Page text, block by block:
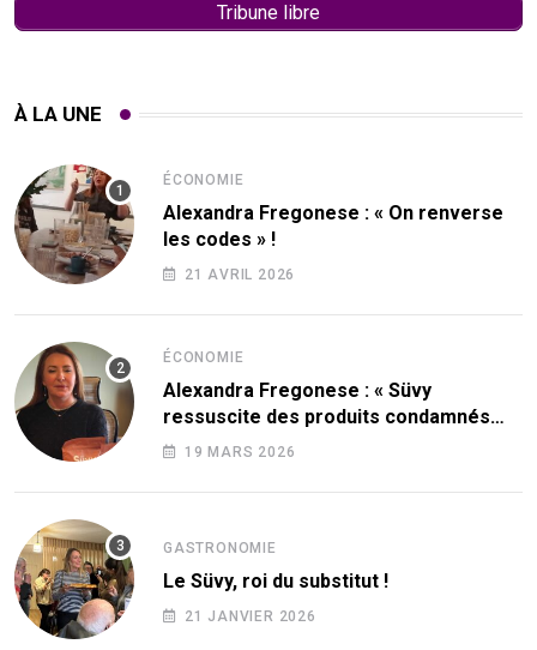
Tribune libre
À LA UNE
ÉCONOMIE
Alexandra Fregonese : « On renverse
les codes » !
21 AVRIL 2026
ÉCONOMIE
Alexandra Fregonese : « Süvy
ressuscite des produits condamnés
par le sucre ! »
19 MARS 2026
GASTRONOMIE
Le Süvy, roi du substitut !
21 JANVIER 2026